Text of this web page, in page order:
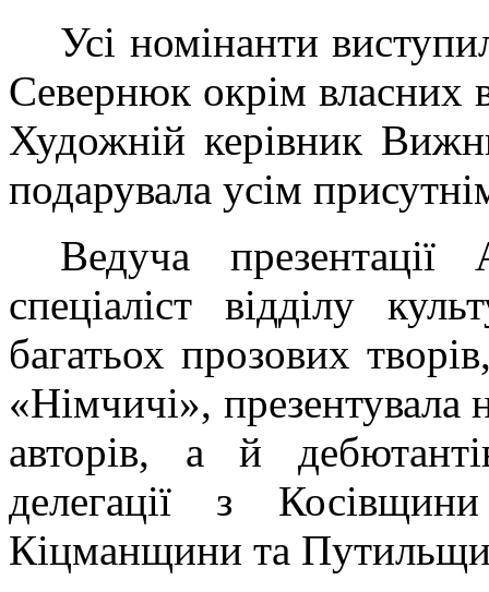
Усі номінанти
Севернюк окрім власних
Художній керівник
подарувала усім
Ведуча
спеціаліст відділу
багатьох прозових
«Німчичі», презентувала
авторів, а й
делегації з Косівщини
Кіцманщини та